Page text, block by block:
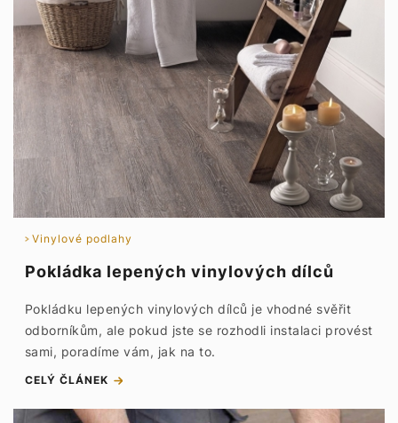
Vinylové podlahy
Pokládka lepených vinylových dílců
Pokládku lepených vinylových dílců je vhodné svěřit
odborníkům, ale pokud jste se rozhodli instalaci provést
sami, poradíme vám, jak na to.
CELÝ ČLÁNEK